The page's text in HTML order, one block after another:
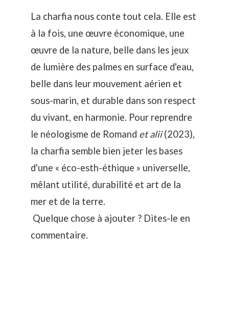
La charfia nous conte tout cela. Elle est
à la fois, une œuvre économique, une
œuvre de la nature, belle dans les jeux
de lumière des palmes en surface d'eau,
belle dans leur mouvement aérien et
sous-marin, et durable dans son respect
du vivant, en harmonie. Pour reprendre
le néologisme de Romand et alii(2023),
la charfia semble bien jeter les bases
d'une « éco-esth-éthique » universelle,
mêlant utilité, durabilité et art de la
mer et de la terre.
Quelque chose à ajouter ? Dites-le en
commentaire.